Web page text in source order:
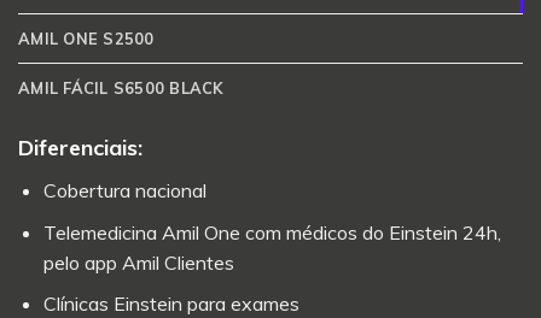
AMIL ONE S2500
AMIL FÁCIL S6500 BLACK
Diferenciais:
Cobertura nacional
Telemedicina Amil One com médicos do Einstein 24h,
pelo app Amil Clientes
Clínicas Einstein para exames